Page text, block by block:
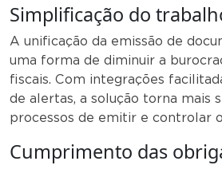
Simplificação do
A unificação da emissão de
uma forma de diminuir a
fiscais. Com integrações
de alertas, a solução torna mais
processos de emitir e controlar
Cumprimento das